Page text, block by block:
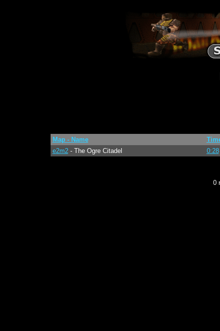
Map - Name
e2m2- The Ogre Citadel 0:28
0